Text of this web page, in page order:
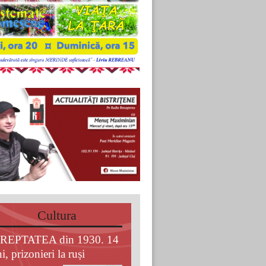
Cultura
din 1930. 14
prizonieri la ruși